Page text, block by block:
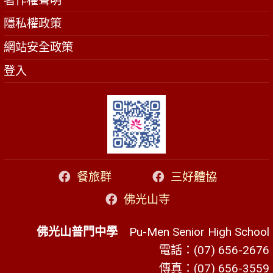
隱私權政策
網站安全政策
登入
餐旅群
三好體協
佛光山寺
佛光山普門中學 Pu-Men Senior High School
電話：(07) 656-2676
傳真：(07) 656-3559